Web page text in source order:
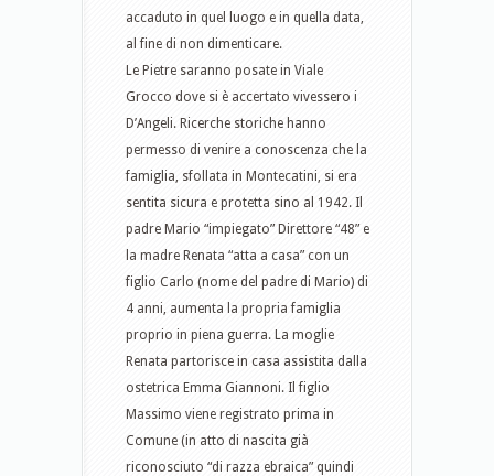
accaduto in quel luogo e in quella data,
al fine di non dimenticare.
Le Pietre saranno posate in Viale
Grocco dove si è accertato vivessero i
D’Angeli. Ricerche storiche hanno
permesso di venire a conoscenza che la
famiglia, sfollata in Montecatini, si era
sentita sicura e protetta sino al 1942. Il
padre Mario “impiegato” Direttore “48” e
la madre Renata “atta a casa” con un
figlio Carlo (nome del padre di Mario) di
4 anni, aumenta la propria famiglia
proprio in piena guerra. La moglie
Renata partorisce in casa assistita dalla
ostetrica Emma Giannoni. Il figlio
Massimo viene registrato prima in
Comune (in atto di nascita già
riconosciuto “di razza ebraica” quindi